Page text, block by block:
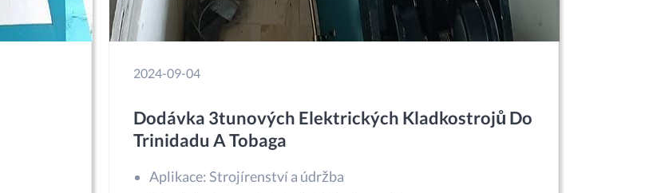
2024-09-04
Dodávka 3tunových Elektrických Kladkostrojů Do
Trinidadu A Tobaga
Aplikace: Strojírenství a údržba